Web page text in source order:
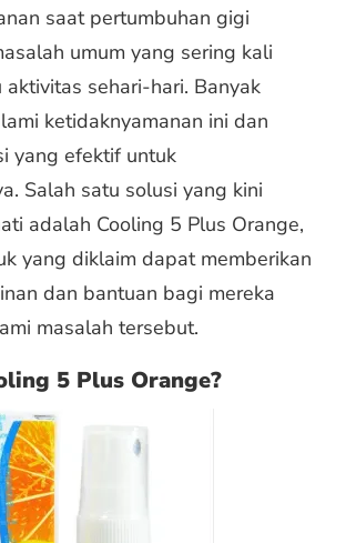
saat pertumbuhan gigi
umum yang sering kali
sehari-hari. Banyak
ketidaknyamanan ini dan
yang efektif untuk
Salah satu solusi yang kini
adalah Cooling 5 Plus Orange,
yang diklaim dapat memberikan
dan bantuan bagi mereka
masalah tersebut.
5 Plus Orange?